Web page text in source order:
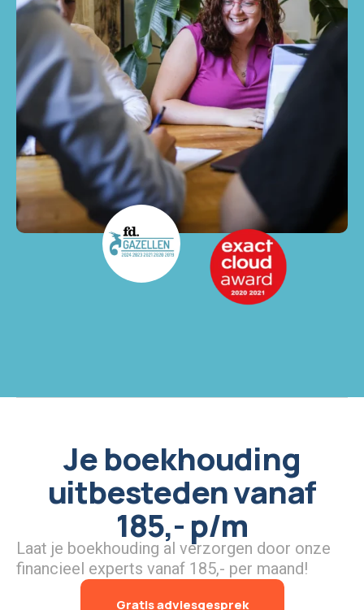
Je boekhouding
uitbesteden vanaf
185,- p/m
Laat je boekhouding al verzorgen door onze
financieel experts vanaf 185,- per maand!
Gratis adviesgesprek